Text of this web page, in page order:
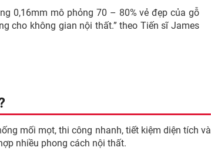
0,16mm mô phỏng 70 – 80% vẻ đẹp của gỗ
cho không gian nội thất.” theo Tiến sĩ James
mối mọt, thi công nhanh, tiết kiệm diện tích và
nhiều phong cách nội thất.